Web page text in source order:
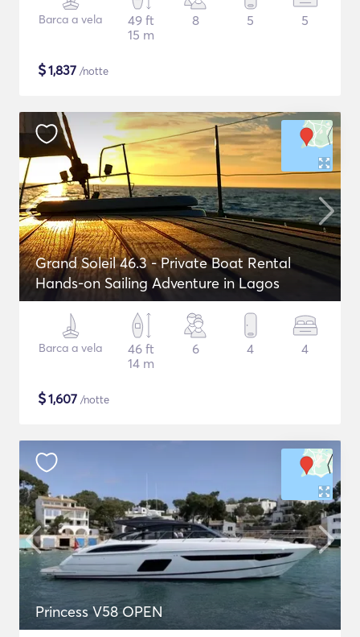
Barca a vela
49 ft
15 m
8 5 5
$1,837 /notte
Grand Soleil 46.3 - Private Boat Rental
Hands-on Sailing Adventure in Lagos
Barca a vela
46 ft
14 m
6 4 4
$1,607 /notte
Princess V58 OPEN